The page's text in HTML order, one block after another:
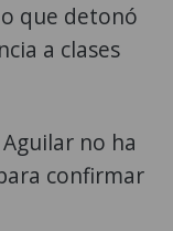
que detonó
a clases
no ha
confirmar